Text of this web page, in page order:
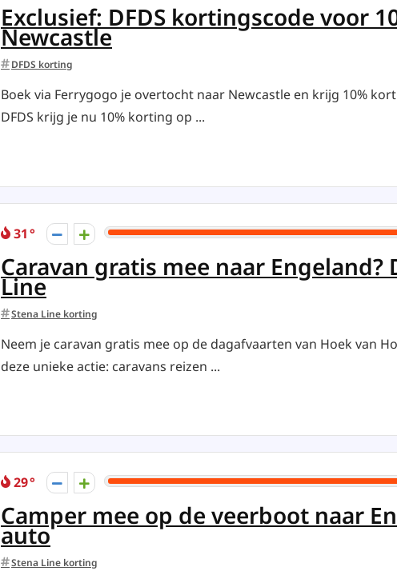
Exclusief: DFDS kortingscode voor
Newcastle
DFDS korting
Boek via Ferrygogo je overtocht naar Newcastle en krijg 10%
DFDS krijg je nu 10% korting op ...
31
Caravan gratis mee naar
Line
Stena Line korting
Neem je caravan gratis mee op de dagafvaarten van Hoek van
deze unieke actie: caravans reizen ...
29
Camper mee op de veerboot naar
auto
Stena Line korting